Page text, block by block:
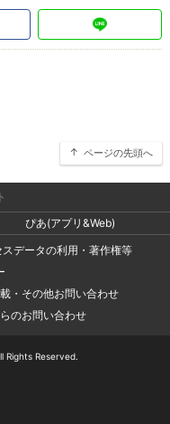
ページの先頭へ
ぴあ(アプリ&Web)
スデータの利用・著作権等
・その他お問い合わせ
のお問い合わせ
Rights Reserved.